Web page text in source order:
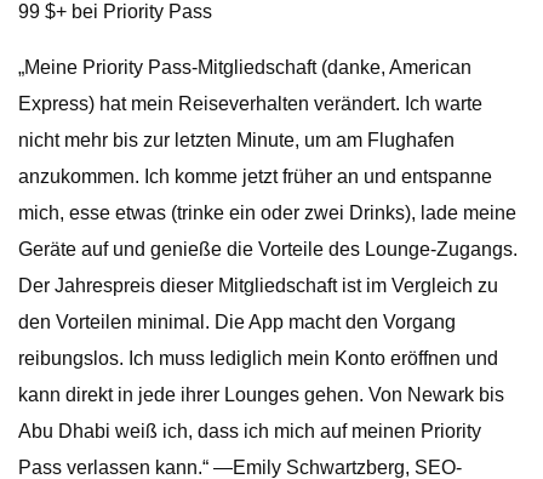
99 $+ bei Priority Pass
„Meine Priority Pass-Mitgliedschaft (danke, American
Express) hat mein Reiseverhalten verändert. Ich warte
nicht mehr bis zur letzten Minute, um am Flughafen
anzukommen. Ich komme jetzt früher an und entspanne
mich, esse etwas (trinke ein oder zwei Drinks), lade meine
Geräte auf und genieße die Vorteile des Lounge-Zugangs.
Der Jahrespreis dieser Mitgliedschaft ist im Vergleich zu
den Vorteilen minimal. Die App macht den Vorgang
reibungslos. Ich muss lediglich mein Konto eröffnen und
kann direkt in jede ihrer Lounges gehen. Von Newark bis
Abu Dhabi weiß ich, dass ich mich auf meinen Priority
Pass verlassen kann.“ —Emily Schwartzberg, SEO-